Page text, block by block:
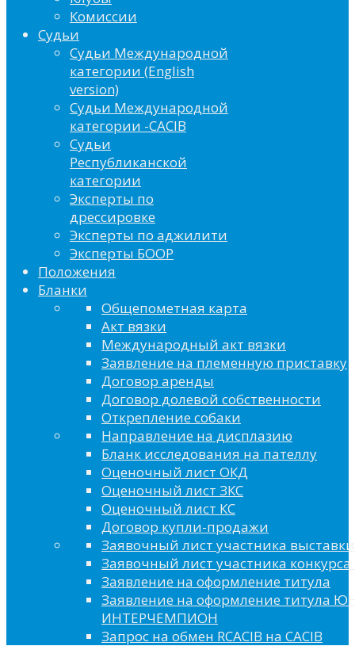
Комиссии
Судьи
Судьи Международной
категории (English
version)
Судьи Международной
категории -CACIB
Судьи
Республиканской
категории
Эксперты по
дрессировке
Эксперты по аджилити
Эксперты БООР
Положения
Бланки
Общепометная карта
Акт вязки
Международный акт вязки
Заявление на племенную приставку
Договор аренды
Договор долевой собственности
Открепление собаки
Направление на дисплазию
Бланк исследования на пателлу
Оценочный лист ОКД
Оценочный лист ЗКС
Оценочный лист КС
Договор купли-продажи
Заявочный лист участника выставки
Заявочный лист участника конкурса
Заявление на оформление титула
Заявление на оформление титула
ИНТЕРЧЕМПИОН
Запрос на обмен RCACIB на CACIB